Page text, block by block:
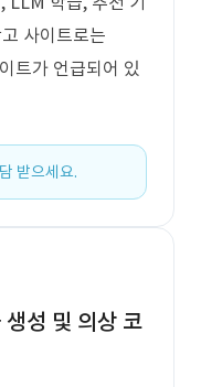
사이트로는
트가 언급되어 있
받으세요.
성 및 의상 코